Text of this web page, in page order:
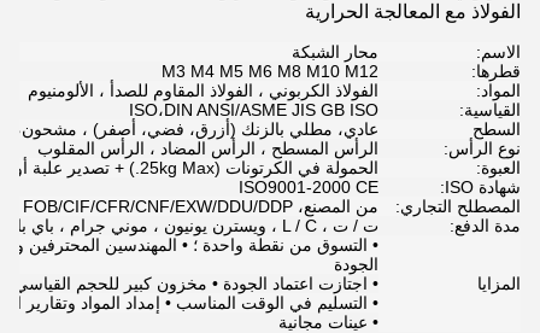
الفولاذ مع المعالجة الحرارية
الاسم:
محار الشبكة
قطرها:
M3 M4 M5 M6 M8 M10 M12
المواد:
الفولاذ الكربوني ، الفولاذ المقاوم للصدأ ، الألومنيوم
القياسية:
ISO،DIN ANSI/ASME JIS GB ISO
السطح
عادي، مطلي بالزنك (أزرق، فضي، أصفر) ، مشحون،
نوع الرأس:
الرأس المسطح ، الرأس المضاد ، الرأس المقلوب
العبوة:
الحمولة في الكرتونات (25kg Max.) + تصدير علبة أو وفقا لمتطلبات العميل
شهادة ISO:
ISO9001-2000 CE
المصطلح التجاري:
من المصنع، FOB/CIF/CFR/CNF/EXW/DDU/DDP
مدة الدفع:
ت / ت ، L / C ، ويسترن يونيون ، موني جرام ، باي بال
المزايا
• التسوق من نقطة واحدة ؛ • المهندسين المحترفين
الجودة
• اجتازت اعتماد الجودة • مخزون كبير للحجم القياسي
• التسليم في الوقت المناسب • إمداد المواد وتقارير
• عينات مجانية